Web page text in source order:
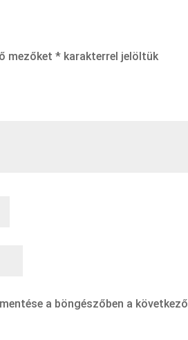
mezőket *karakterrel jelöltük
a böngészőben a következő